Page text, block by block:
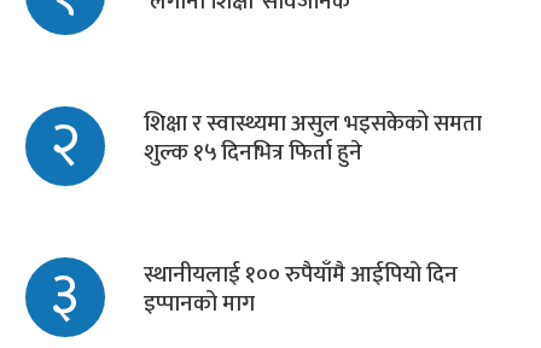
२ शिक्षा र स्वास्थ्यमा असुल भइसकेको समता
शुल्क १५ दिनभित्र फिर्ता हुने
३ स्थानीयलाई १०० रुपैयाँमै आईपियो दिन
इप्पानको माग